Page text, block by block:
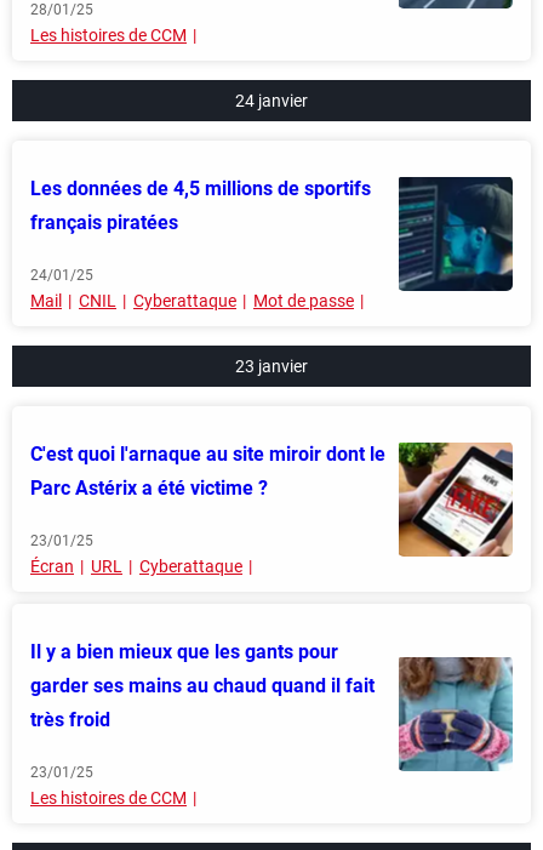
28/01/25
Les histoires de CCM
24 janvier
Les données de 4,5 millions de sportifs
français piratées
24/01/25
Mail CNIL Cyberattaque Mot de passe
23 janvier
C'est quoi l'arnaque au site miroir dont le
Parc Astérix a été victime ?
23/01/25
Écran URL Cyberattaque
Il y a bien mieux que les gants pour
garder ses mains au chaud quand il fait
très froid
23/01/25
Les histoires de CCM